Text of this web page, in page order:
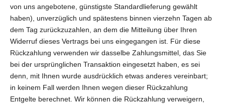
von uns angebotene, günstigste Standardlieferung gewählt
haben), unverzüglich und spätestens binnen vierzehn Tagen ab
dem Tag zurückzuzahlen, an dem die Mitteilung über Ihren
Widerruf dieses Vertrags bei uns eingegangen ist. Für diese
Rückzahlung verwenden wir dasselbe Zahlungsmittel, das Sie
bei der ursprünglichen Transaktion eingesetzt haben, es sei
denn, mit Ihnen wurde ausdrücklich etwas anderes vereinbart;
in keinem Fall werden Ihnen wegen dieser Rückzahlung
Entgelte berechnet. Wir können die Rückzahlung verweigern,